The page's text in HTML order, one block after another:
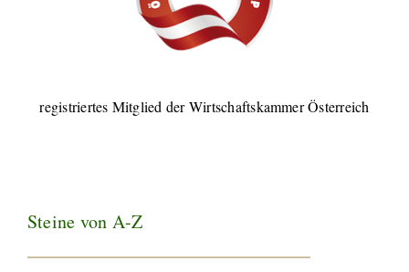
registriertes Mitglied der Wirtschaftskammer Österreich
Steine von A-Z